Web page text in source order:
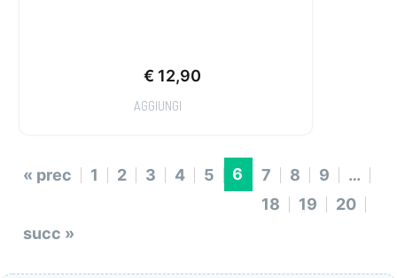
€ 12,90
AGGIUNGI
« prec 1 2 3 4 5 6 7 8 9
…
18
19
20
succ »